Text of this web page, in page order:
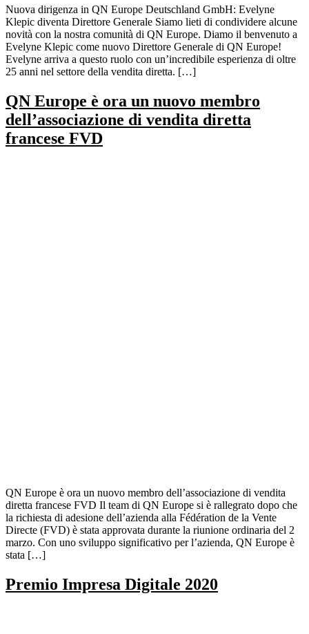
Nuova dirigenza in QN Europe Deutschland GmbH: Evelyne
Klepic diventa Direttore Generale Siamo lieti di condividere alcune
novità con la nostra comunità di QN Europe. Diamo il benvenuto a
Evelyne Klepic come nuovo Direttore Generale di QN Europe!
Evelyne arriva a questo ruolo con un’incredibile esperienza di oltre
25 anni nel settore della vendita diretta. […]
QN Europe è ora un nuovo membro
dell’associazione di vendita diretta
francese FVD
QN Europe è ora un nuovo membro dell’associazione di vendita
diretta francese FVD Il team di QN Europe si è rallegrato dopo che
la richiesta di adesione dell’azienda alla Fédération de la Vente
Directe (FVD) è stata approvata durante la riunione ordinaria del 2
marzo. Con uno sviluppo significativo per l’azienda, QN Europe è
stata […]
Premio Impresa Digitale 2020